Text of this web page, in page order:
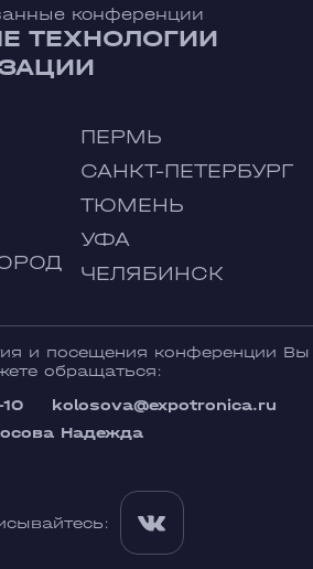
конференции
ТЕХНОЛОГИИ
ПЕРМЬ
САНКТ-ПЕТЕРБУРГ
ТЮМЕНЬ
УФА
ЧЕЛЯБИНСК
и посещения конференции Вы
обращаться:
kolosova@expotronica.ru
Надежда